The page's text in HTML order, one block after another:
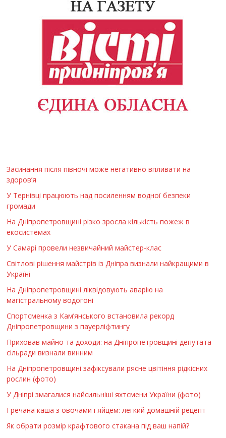
Засинання після півночі може негативно впливати на
здоров’я
У Тернівці працюють над посиленням водної безпеки
громади
На Дніпропетровщині різко зросла кількість пожеж в
екосистемах
У Самарі провели незвичайний майстер-клас
Світлові рішення майстрів із Дніпра визнали найкращими в
Україні
На Дніпропетровщині ліквідовують аварію на
магістральному водогоні
Спортсменка з Кам’янського встановила рекорд
Дніпропетровщини з пауерліфтингу
Приховав майно та доходи: на Дніпропетровщині депутата
сільради визнали винним
На Дніпропетровщині зафіксували рясне цвітіння рідкісних
рослин (фото)
У Дніпрі змагалися найсильніші яхтсмени України (фото)
Гречана каша з овочами і яйцем: легкий домашній рецепт
Як обрати розмір крафтового стакана під ваш напій?